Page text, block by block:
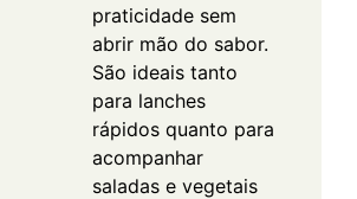
praticidade sem
abrir mão do sabor.
São ideais tanto
para lanches
rápidos quanto para
acompanhar
saladas e vegetais